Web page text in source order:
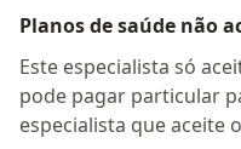
Planos de saúde não
Este especialista só
pode pagar particular
especialista que aceite